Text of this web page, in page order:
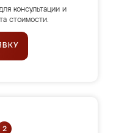
консультации и
стоимости.